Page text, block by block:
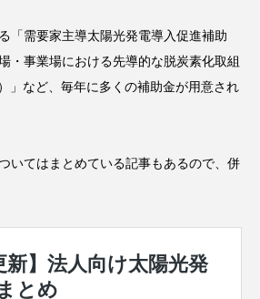
「需要家主導太陽光発電導入促進補助
・事業場における先導的な脱炭素化取組
」など、毎年に多くの補助金が用意され
いてはまとめている記事もあるので、併